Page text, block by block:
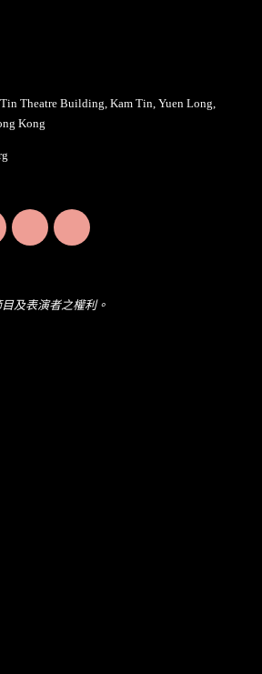
Theatre Building, Kam Tin, Yuen Long,
Kong
及表演者之權利。